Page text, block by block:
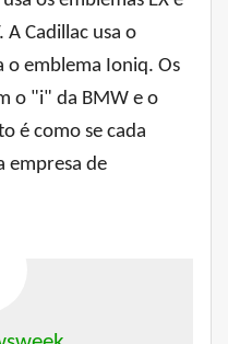
A Cadillac usa o
o emblema Ioniq. Os
o "i" da BMW e o
é como se cada
empresa de